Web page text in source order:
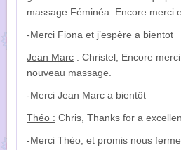
massage Féminéa. Encore merci
-Merci Fiona et j’espère a bientot
Jean Marc : Christel, Encore
nouveau massage.
-Merci Jean Marc a bientôt
Théo : Chris, Thanks for a
-Merci Théo, et promis nous